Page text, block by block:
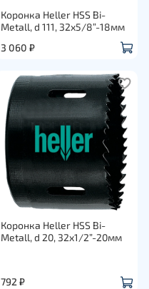
Коронка Heller HSS Bi-
Metall, d 111, 32х5/8”-18мм
3 060 ₽
Коронка Heller HSS Bi-
Metall, d 20, 32х1/2”-20мм
792 ₽